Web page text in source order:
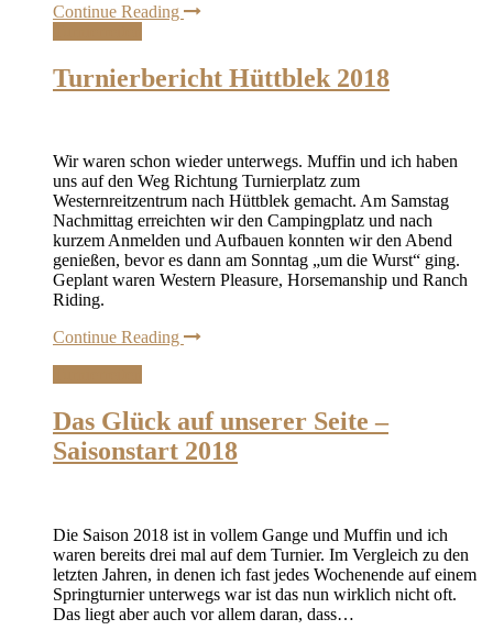
Continue Reading
Turnierbericht Hüttblek 2018
Wir waren schon wieder unterwegs. Muffin und ich haben
uns auf den Weg Richtung Turnierplatz zum
Westernreitzentrum nach Hüttblek gemacht. Am Samstag
Nachmittag erreichten wir den Campingplatz und nach
kurzem Anmelden und Aufbauen konnten wir den Abend
genießen, bevor es dann am Sonntag „um die Wurst“ ging.
Geplant waren Western Pleasure, Horsemanship und Ranch
Riding.
Continue Reading
Das Glück auf unserer Seite –
Saisonstart 2018
Die Saison 2018 ist in vollem Gange und Muffin und ich
waren bereits drei mal auf dem Turnier. Im Vergleich zu den
letzten Jahren, in denen ich fast jedes Wochenende auf einem
Springturnier unterwegs war ist das nun wirklich nicht oft.
Das liegt aber auch vor allem daran, dass…